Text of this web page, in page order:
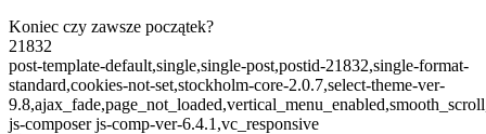
Koniec czy zawsze początek?
21832
post-template-default,single,single-post,postid-21832,single-format-
standard,cookies-not-set,stockholm-core-2.0.7,select-theme-ver-
js-composer js-comp-ver-6.4.1,vc_responsive